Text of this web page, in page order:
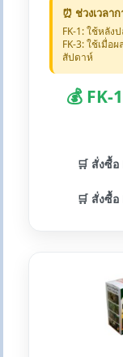
⏰ ช่วงเวลา
FK-1: ใช้หลัง
FK-3: ใช้เมื่อ
สัปดาห์
💰 FK-
🛒 สั่งซื้อ
🛒 สั่งซื้อ